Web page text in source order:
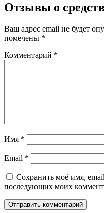
Отзывы о
Ваш адрес email не будет
помечены *
Комментарий *
Имя *
Email *
Сохранить моё имя,
последующих моих